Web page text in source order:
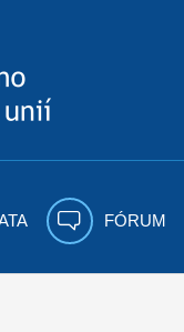
FÓRUM